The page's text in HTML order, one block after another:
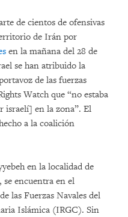
de cientos de ofensivas
de Irán por
en la mañana del 28 de
se han atribuido la
de las fuerzas
Watch que “no estaba
israelí] en la zona”. El
a la coalición
en la localidad de
encuentra en el
las Fuerzas Navales del
Islámica (IRGC). Sin